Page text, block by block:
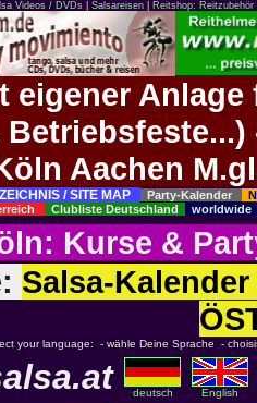
Videos / DVDs| Salsareisen| Reitshop:
eigener
Aachen
/ SITE MAP Party-Kalender
Clubliste Deutschland worldwide
: Kurse &
Salsa-
your language: - wähle Deine Sprache -
deutsch English